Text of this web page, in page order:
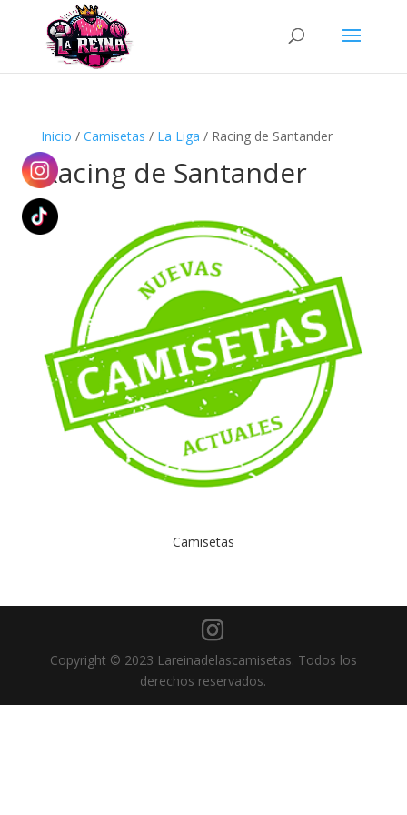
Búsqueda
productos
Inicio / Camisetas / La Liga / Racing de Santander
Racing de Santander
Camisetas
Copyright © 2023 Lareinadelascamisetas. Todos los
derechos reservados.